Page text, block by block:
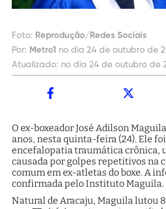
Foto: Reprodução/Redes Sociais
Por: Metro1 no dia 24 de outubro de
Atualizado: no dia 24 de outubro de
O ex-boxeador José Adilson
anos, nesta quinta-feira (24). Ele
encefalopatia traumática crônica,
causada por golpes repetitivos na
comum em ex-atletas do boxe. A
confirmada pelo Instituto Maguila.
Natural de Aracaju, Maguila lutou